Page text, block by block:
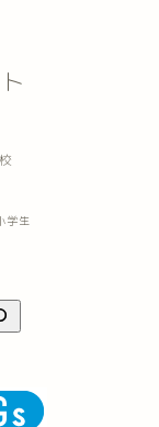
学生